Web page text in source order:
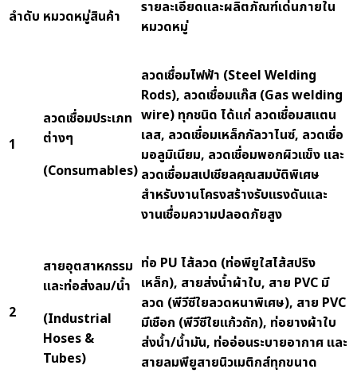
ลำดับ หมวดหมู่สินค้า
รายละเอียดและผลิตภัณฑ์เด่นภายใน
หมวดหมู่
1
ลวดเชื่อมประเภท
ต่างๆ
(Consumables)
ลวดเชื่อมไฟฟ้า (Steel Welding
Rods), ลวดเชื่อมแก๊ส (Gas welding
wire) ทุกชนิด ได้แก่ ลวดเชื่อมสแตน
เลส, ลวดเชื่อมเหล็กกัลวาไนซ์, ลวดเชื่อ
มอลูมิเนียม, ลวดเชื่อมพอกผิวแข็ง และ
ลวดเชื่อมสเปเชียลคุณสมบัติพิเศษ
สำหรับงานโครงสร้างรับแรงดันและ
งานเชื่อมความปลอดภัยสูง
2
สายอุตสาหกรรม
และท่อส่งลม/น้ำ
(Industrial
Hoses &
Tubes)
ท่อ PU ไส้ลวด (ท่อพียูใสไส้สปริง
เหล็ก), สายส่งน้ำผ้าใบ, สาย PVC มี
ลวด (พีวีซีใยลวดหนาพิเศษ), สาย PVC
มีเชือก (พีวีซีใยแก้วถัก), ท่อยางผ้าใบ
ส่งน้ำ/น้ำมัน, ท่ออ่อนระบายอากาศ และ
สายลมพียูสายนิวเมติกส์ทุกขนาด